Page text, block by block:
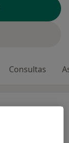
Consultas